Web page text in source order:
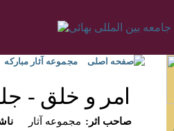
صفحه اصلی مجموعه آثار مبارکه
امر و خلق - جلد
مجموعه آثار
:صاحب اثر